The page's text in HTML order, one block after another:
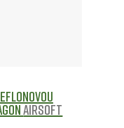
Airsoft